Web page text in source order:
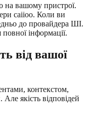
на вашому пристрої.
caiioo. Коли ви
до провайдера ШІ.
повної інформації.
від вашої
контекстом,
якість відповідей